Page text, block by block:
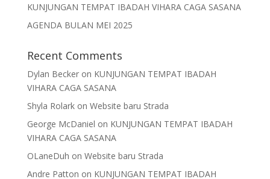
KUNJUNGAN TEMPAT IBADAH VIHARA CAGA SASANA
AGENDA BULAN MEI 2025
Recent Comments
Dylan Beckeron KUNJUNGAN TEMPAT IBADAH
VIHARA CAGA SASANA
Shyla Rolarkon Website baru Strada
George McDaniel on KUNJUNGAN TEMPAT IBADAH
VIHARA CAGA SASANA
OLaneDuh on Website baru Strada
Andre Patton on KUNJUNGAN TEMPAT IBADAH